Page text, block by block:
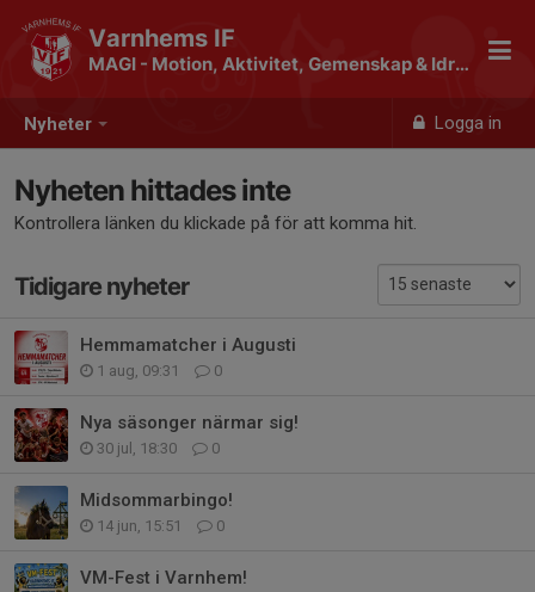
Nyheter Logga in
Varnhems IF
MAGI - Motion, Aktivitet, Gemenskap & Idrott
Nyheten hittades inte
Kontrollera länken du klickade på för att komma hit.
Tidigare nyheter
Hemmamatcher i Augusti
1 aug, 09:31 0
Nya säsonger närmar sig!
30 jul, 18:30 0
Midsommarbingo!
14 jun, 15:51 0
VM-Fest i Varnhem!